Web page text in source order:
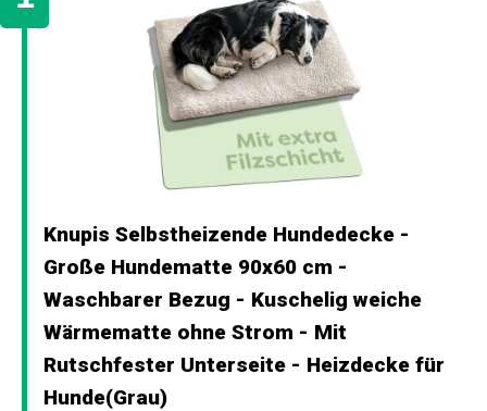
Knupis Selbstheizende Hundedecke -
Große Hundematte 90x60 cm -
Waschbarer Bezug - Kuschelig weiche
Wärmematte ohne Strom - Mit
Rutschfester Unterseite - Heizdecke für
Hunde(Grau)